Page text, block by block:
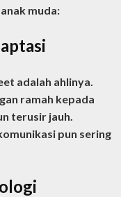
muda:
adalah ahlinya.
ramah kepada
terusir jauh.
pun sering